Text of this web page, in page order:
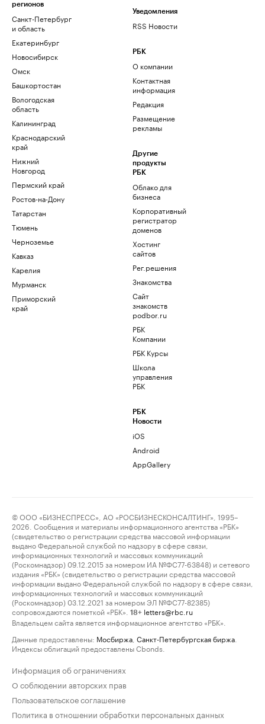
регионов
Санкт-Петербург
и область
Екатеринбург
Новосибирск
Омск
Башкортостан
Вологодская
область
Калининград
Краснодарский
край
Нижний
Новгород
Пермский край
Ростов-на-Дону
Татарстан
Тюмень
Черноземье
Кавказ
Карелия
Мурманск
Приморский
край
Уведомления
RSS Новости
РБК
О компании
Контактная
информация
Редакция
Размещение
рекламы
Другие
продукты
РБК
Облако для
бизнеса
Корпоративный
регистратор
доменов
Хостинг
сайтов
Рег.решения
Знакомства
Сайт
знакомств
podbor.ru
РБК
Компании
РБК Курсы
Школа
управления
РБК
РБК
Новости
iOS
Android
AppGallery
© ООО «БИЗНЕСПРЕСС», АО «РОСБИЗНЕСКОНСАЛТИНГ», 1995–
2026. Сообщения и материалы информационного агентства «РБК»
(свидетельство о регистрации средства массовой информации
выдано Федеральной службой по надзору в сфере связи,
информационных технологий и массовых коммуникаций
(Роскомнадзор) 09.12.2015 за номером ИА №ФС77-63848) и сетевого
издания «РБК» (свидетельство о регистрации средства массовой
информации выдано Федеральной службой по надзору в сфере связи,
информационных технологий и массовых коммуникаций
(Роскомнадзор) 03.12.2021 за номером ЭЛ №ФС77-82385)
сопровождаются пометкой «РБК».
18+ letters@rbc.ru
Владельцем сайта является информационное агентство «РБК».
Данные предоставлены: Мосбиржа Санкт-Петербургская биржа
Индексы облигаций предоставлены Cbonds.
Информация об ограничениях
О соблюдении авторских прав
Пользовательское соглашение
Политика в отношении обработки персональных данных